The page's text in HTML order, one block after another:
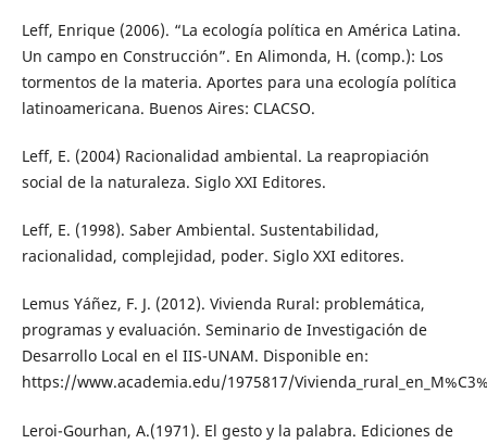
Leff, Enrique (2006). “La ecología política en América Latina.
Un campo en Construcción”. En Alimonda, H. (comp.): Los
tormentos de la materia. Aportes para una ecología política
latinoamericana. Buenos Aires: CLACSO.
Leff, E. (2004) Racionalidad ambiental. La reapropiación
social de la naturaleza. Siglo XXI Editores.
Leff, E. (1998). Saber Ambiental. Sustentabilidad,
racionalidad, complejidad, poder. Siglo XXI editores.
Lemus Yáñez, F. J. (2012). Vivienda Rural: problemática,
programas y evaluación. Seminario de Investigación de
Desarrollo Local en el IIS-UNAM. Disponible en:
https://www.academia.edu/1975817/
Leroi-Gourhan, A.(1971). El gesto y la palabra. Ediciones de